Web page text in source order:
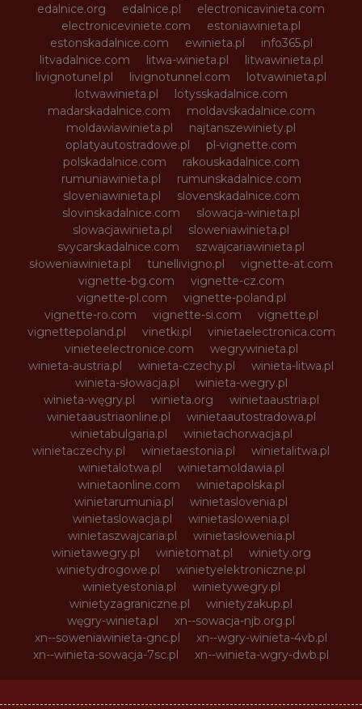
edalnice.org
edalnice.pl
electronicavinieta.com
electroniceviniete.com
estoniawinieta.pl
estonskadalnice.com
ewinieta.pl
info365.pl
litvadalnice.com
litwa-winieta.pl
litwawinieta.pl
livignotunel.pl
livignotunnel.com
lotvawinieta.pl
lotwawinieta.pl
lotysskadalnice.com
madarskadalnice.com
moldavskadalnice.com
moldawiawinieta.pl
najtanszewiniety.pl
oplatyautostradowe.pl
pl-vignette.com
polskadalnice.com
rakouskadalnice.com
rumuniawinieta.pl
rumunskadalnice.com
sloveniawinieta.pl
slovenskadalnice.com
slovinskadalnice.com
slowacja-winieta.pl
slowacjawinieta.pl
sloweniawinieta.pl
svycarskadalnice.com
szwajcariawinieta.pl
słoweniawinieta.pl
tunellivigno.pl
vignette-at.com
vignette-bg.com
vignette-cz.com
vignette-pl.com
vignette-poland.pl
vignette-ro.com
vignette-si.com
vignette.pl
vignettepoland.pl
vinetki.pl
vinietaelectronica.com
vinieteelectronice.com
wegrywinieta.pl
winieta-austria.pl
winieta-czechy.pl
winieta-litwa.pl
winieta-słowacja.pl
winieta-wegry.pl
winieta-węgry.pl
winieta.org
winietaaustria.pl
winietaaustriaonline.pl
winietaautostradowa.pl
winietabulgaria.pl
winietachorwacja.pl
winietaczechy.pl
winietaestonia.pl
winietalitwa.pl
winietalotwa.pl
winietamoldawia.pl
winietaonline.com
winietapolska.pl
winietarumunia.pl
winietaslovenia.pl
winietaslowacja.pl
winietaslowenia.pl
winietaszwajcaria.pl
winietasłowenia.pl
winietawegry.pl
winietomat.pl
winiety.org
winietydrogowe.pl
winietyelektroniczne.pl
winietyestonia.pl
winietywegry.pl
winietyzagraniczne.pl
winietyzakup.pl
węgry-winieta.pl
xn--sowacja-njb.org.pl
xn--soweniawinieta-gnc.pl
xn--wgry-winieta-4vb.pl
xn--winieta-sowacja-7sc.pl
xn--winieta-wgry-dwb.pl